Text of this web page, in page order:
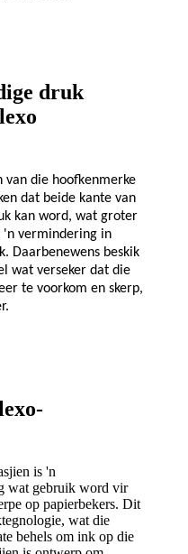
druk
van die hoofkenmerke
dat beide kante van
kan word, wat groter
'n vermindering in
Daarbenewens beskik
wat verseker dat die
te voorkom en skerp,
is 'n
wat gebruik word vir
op papierbekers. Dit
wat die
behels om ink op die